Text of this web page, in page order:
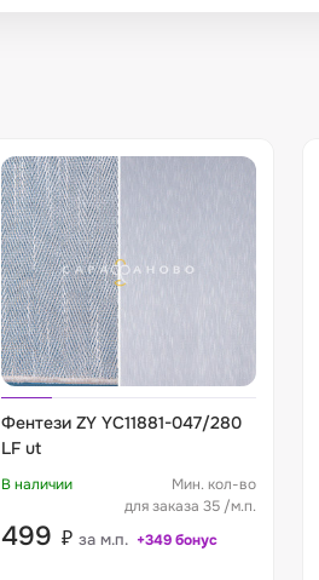
Фентези ZY YC11881-047/280
LF ut
В наличии
Мин. кол-во
для заказа 35 /м.п.
499 ₽ за м.п. +349 бонус